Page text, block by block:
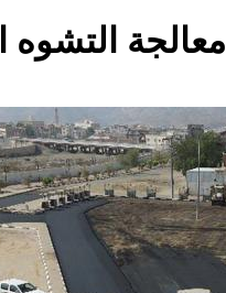
معالجة التشوه